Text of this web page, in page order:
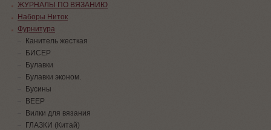
ЖУРНАЛЫ ПО ВЯЗАНИЮ
Наборы Ниток
Фурнитура
Канитель жесткая
БИСЕР
Булавки
Булавки эконом.
Бусины
ВЕЕР
Вилки для вязания
ГЛАЗКИ (Китай)